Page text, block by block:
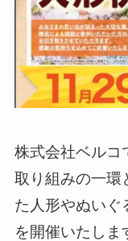
株式会社ベルコ
取り組みの一環
た人形やぬいぐ
を開催いたしま